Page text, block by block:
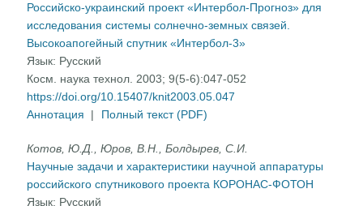
Российско-украинский проект «Интербол-Прогноз» для
исследования системы солнечно-земных связей.
Высокоапогейный спутник «Интербол-3»
Язык: Русский
Косм. наука технол. 2003; 9(5-6):047-052
https://doi.org/10.15407/knit2003.05.047
Аннотация
| Полный текст (PDF)
Котов, Ю.Д., Юров, В.Н., Болдырев, С.И.
Научные задачи и характеристики научной аппаратуры
российского спутникового проекта КОРОНАС-ФОТОН
Язык: Русский